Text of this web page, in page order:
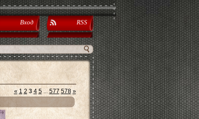
Вход RSS
« 1 2 3 4 5 ... 577 578 »